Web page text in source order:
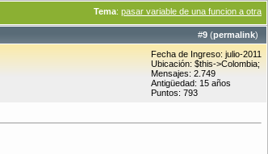
Tema: pasar variable de una funcion a otra
#9 (permalink)
Fecha de Ingreso: julio-2011
Ubicación: $this->Colombia;
Mensajes: 2.749
Antigüedad: 15 años
Puntos: 793